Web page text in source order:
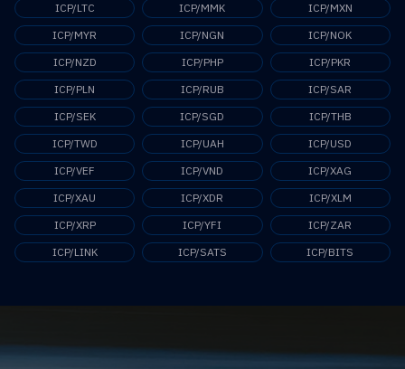
ICP/LTC
ICP/MMK
ICP/MXN
ICP/MYR
ICP/NGN
ICP/NOK
ICP/NZD
ICP/PHP
ICP/PKR
ICP/PLN
ICP/RUB
ICP/SAR
ICP/SEK
ICP/SGD
ICP/THB
ICP/TWD
ICP/UAH
ICP/USD
ICP/VEF
ICP/VND
ICP/XAG
ICP/XAU
ICP/XDR
ICP/XLM
ICP/XRP
ICP/YFI
ICP/ZAR
ICP/LINK
ICP/SATS ICP/BITS